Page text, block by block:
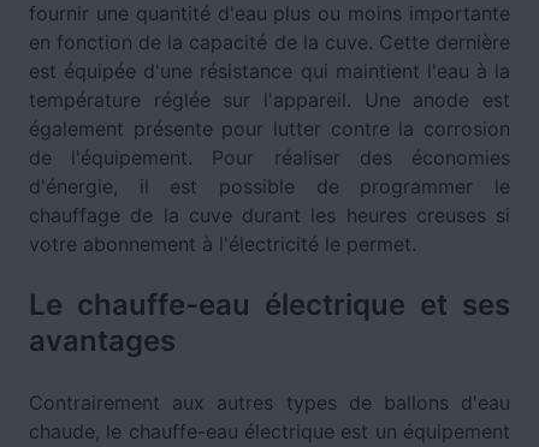
fournir une quantité d'eau plus ou moins importante
en fonction de la capacité de la cuve. Cette dernière
est équipée d'une résistance qui maintient l'eau à la
température réglée sur l'appareil. Une anode est
également présente pour lutter contre la corrosion
de l'équipement. Pour réaliser des économies
d'énergie, il est possible de programmer le
chauffage de la cuve durant les heures creuses si
votre abonnement à l'électricité le permet.
Le chauffe-eau électrique et ses
avantages
Contrairement aux autres types de ballons d'eau
chaude, le chauffe-eau électrique est un équipement